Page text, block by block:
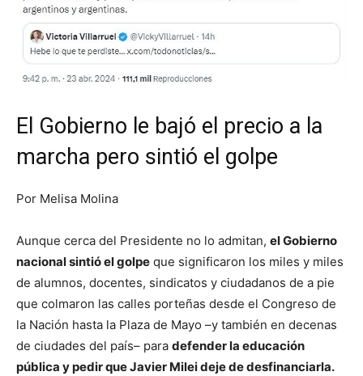
El Gobierno le bajó el precio a la
marcha pero sintió el golpe
Por Melisa Molina
Aunque cerca del Presidente no lo admitan, el Gobierno
nacional sintió el golpe que significaron los miles y miles
de alumnos, docentes, sindicatos y ciudadanos de a pie
que colmaron las calles porteñas desde el Congreso de
la Nación hasta la Plaza de Mayo –y también en decenas
de ciudades del país– para defender la educación
pública y pedir que Javier Milei deje de desfinanciarla.